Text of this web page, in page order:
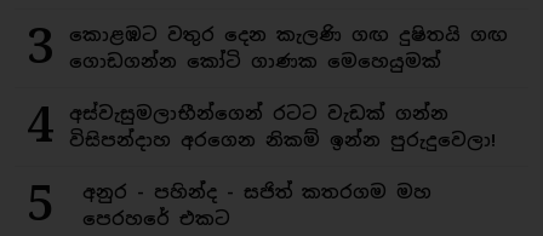
3
කොළඹට වතුර දෙන කැලණි ගඟ දුෂිතයි ගඟ
ගොඩගන්න කෝටි ගාණක මෙහෙයුමක්
4
අස්වැසුමලාභීන්ගෙන් රටට වැඩක් ගන්න
විසිපන්දාහ අරගෙන නිකම් ඉන්න පුරුදුවෙලා!
5
අනුර - පහින්ද - සජිත් කතරගම මහ
පෙරහරේ එකට